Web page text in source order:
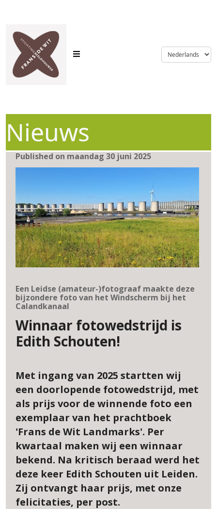
language
Nieuws
Published on maandag 30 juni 2025
Een Leidse (amateur-)fotograaf maakte deze
bijzondere foto van het Windscherm bij het
Calandkanaal
Winnaar fotowedstrijd is
Edith Schouten!
Met ingang van 2025 startten wij
een doorlopende fotowedstrijd, met
als prijs voor de winnende foto een
exemplaar van het prachtboek
'Frans de Wit Landmarks'. Per
kwartaal maken wij een winnaar
bekend. Na kritisch beraad werd het
deze keer Edith Schouten uit Leiden.
Zij ontvangt haar prijs, met onze
felicitaties, per post.